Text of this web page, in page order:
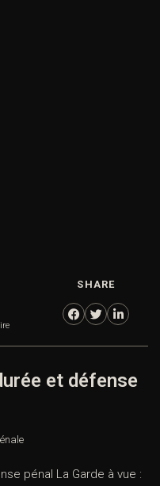
SHARE
et défense
pénal La Garde à vue :